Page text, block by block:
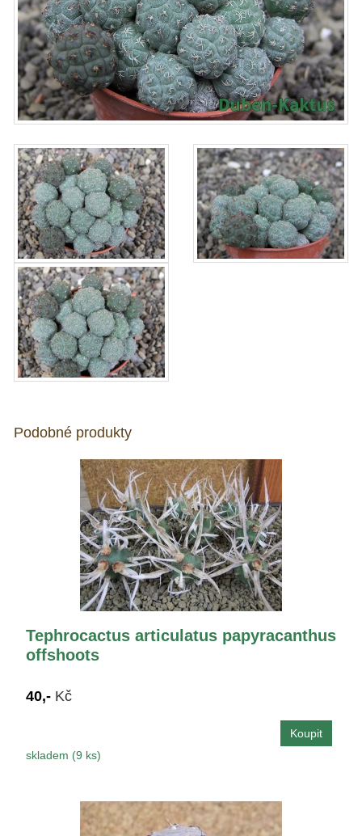
Podobné produkty
Tephrocactus articulatus papyracanthus
offshoots
40,- Kč
skladem (9 ks)